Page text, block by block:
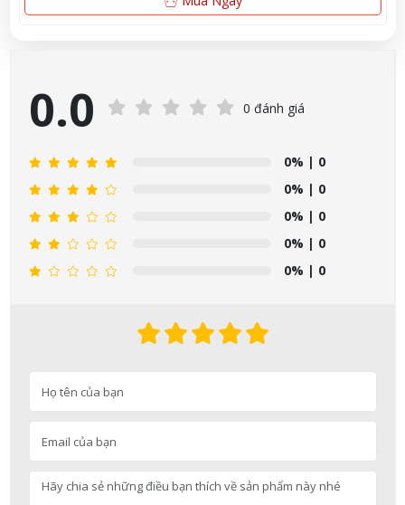
0.0 0 đánh giá
0% | 0
0% | 0
0% | 0
0% | 0
0% | 0